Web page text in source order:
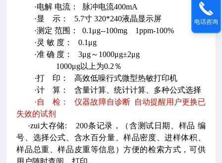
·电解 电流： 脉冲电流400mA
·显 示： 5.7寸 320*240液晶显示屏
·测定 范围： 0.1μg--100mg 1ppm-100%
·灵 敏 度： 0.1μg
·准 确 度： 3μg～1000μg±2μg
1000μg以上为0.2％
·打 印： 高效低噪行式微型热敏打印机
·计 算： 含量计算、统计计算、多种公式选择
·自 检： 仪器故障自诊断 自动提醒用户更换已
失效的试剂
·zui大存储: 200条记录，（含测试日期、样品 编
号、选择公式、含水百分量、样品密度、进样体积、
样品总重、样品皮重等信息）方便的检索方式，可供
用户随时查阅、打印。
电话咨询